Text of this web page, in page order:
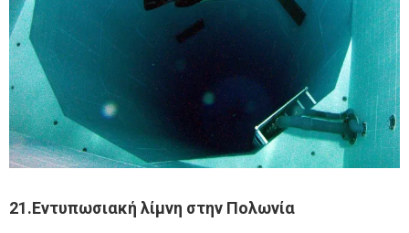
21.Εντυπωσιακή λίμνη στην Πολωνία